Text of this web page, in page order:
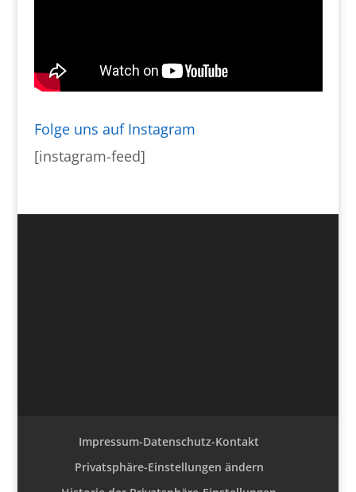
Folge uns auf Instagram
[instagram-feed]
Impressum-Datenschutz-Kontakt
Privatsphäre-Einstellungen ändern